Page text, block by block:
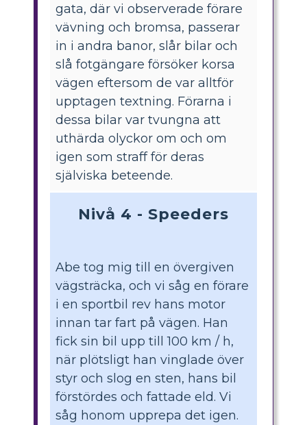
gata, där vi observerade förare
vävning och bromsa, passerar
in i andra banor, slår bilar och
slå fotgängare försöker korsa
vägen eftersom de var alltför
upptagen textning. Förarna i
dessa bilar var tvungna att
uthärda olyckor om och om
igen som straff för deras
själviska beteende.
Nivå 4 - Speeders
Abe tog mig till en övergiven
vägsträcka, och vi såg en förare
i en sportbil rev hans motor
innan tar fart på vägen. Han
fick sin bil upp till 100 km / h,
när plötsligt han vinglade över
styr och slog en sten, hans bil
förstördes och fattade eld. Vi
såg honom upprepa det igen.